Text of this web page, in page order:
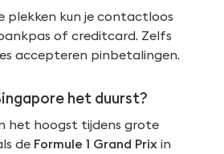
plekken kun je contactloos
of creditcard. Zelfs
accepteren pinbetalingen.
het duurst?
het hoogst tijdens grote
de Formule 1 Grand Prix in